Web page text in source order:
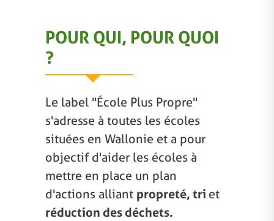
POUR QUI, POUR QUOI
?
Le label "École Plus Propre"
s'adresse à toutes les écoles
situées en Wallonie et a pour
objectif d'aider les écoles à
mettre en place un plan
d'actions alliant propreté, tri et
réduction des déchets.